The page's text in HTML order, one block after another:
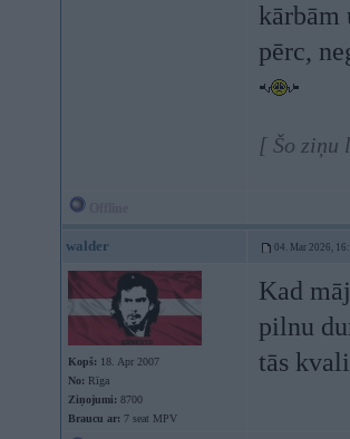
kārbām
pērc,
[ Šo ziņu
walder 04. Mar 2026,
Kopš: 18. Apr 2007
No: Rīga
Ziņojumi: 8700
Braucu ar: 7 seat MPV
Kad
pilnu
tās